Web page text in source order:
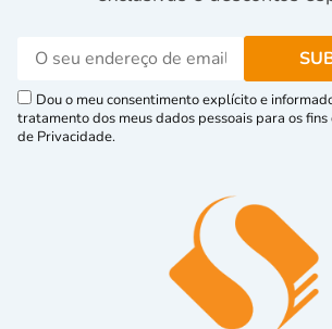
Dou o meu consentimento explícito e
tratamento dos meus dados pessoais para os
de Privacidade.